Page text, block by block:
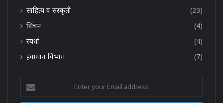
साहित्य व संस्कृती
(23)
सिंचन
(4)
स्पर्धा
(4)
हवामान विभाग
(7)
your